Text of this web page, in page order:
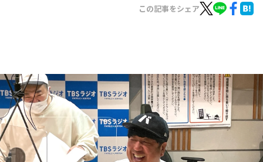
トピックス
TBS Podcast
お知らせ
イベント・グッズ
YouTube
会社情報
この記事をシェア